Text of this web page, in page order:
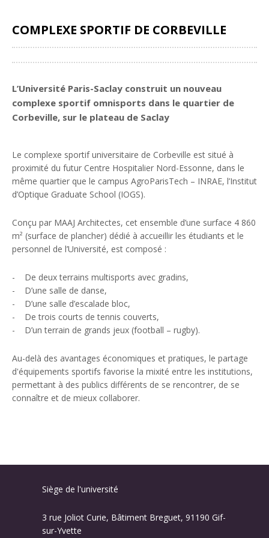
COMPLEXE SPORTIF DE CORBEVILLE
L’Université Paris-Saclay construit un nouveau
complexe sportif omnisports dans le quartier de
Corbeville, sur le plateau de Saclay
Le complexe sportif universitaire de Corbeville est situé à
proximité du futur Centre Hospitalier Nord-Essonne, dans le
même quartier que le campus AgroParisTech – INRAE, l’Institut
d’Optique Graduate School (IOGS).
Conçu par MAAJ Architectes, cet ensemble d’une surface 4 860
m² (surface de plancher) dédié à accueillir les étudiants et le
personnel de l’Université, est composé :
- De deux terrains multisports avec gradins,
- D’une salle de danse,
- D’une salle d’escalade bloc,
- De trois courts de tennis couverts,
- D’un terrain de grands jeux (football – rugby).
Au-delà des avantages économiques et pratiques, le partage
d'équipements sportifs favorise la mixité entre les institutions,
permettant à des publics différents de se rencontrer, de se
connaître et de mieux collaborer.
Siège de l'université
3 rue Joliot Curie, Bâtiment Breguet, 91190 Gif-
sur-Yvette